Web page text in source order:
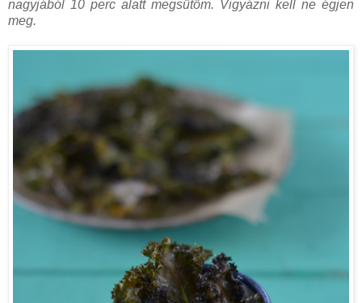
nagyjából 10 perc alatt megsütöm. Vigyázni kell ne égjen
meg.